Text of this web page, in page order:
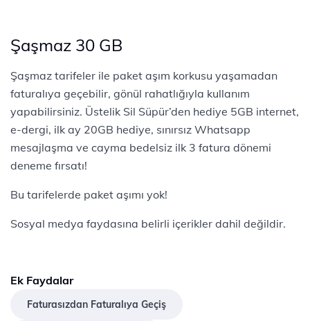
Şaşmaz 30 GB
Şaşmaz tarifeler ile paket aşım korkusu yaşamadan
faturalıya geçebilir, gönül rahatlığıyla kullanım
yapabilirsiniz. Üstelik Sil Süpür’den hediye 5GB internet,
e-dergi, ilk ay 20GB hediye, sınırsız Whatsapp
mesajlaşma ve cayma bedelsiz ilk 3 fatura dönemi
deneme fırsatı!
Bu tarifelerde paket aşımı yok!
Sosyal medya faydasına belirli içerikler dahil değildir.
Ek Faydalar
Faturasızdan Faturalıya Geçiş